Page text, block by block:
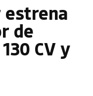
estrena
de
CV y